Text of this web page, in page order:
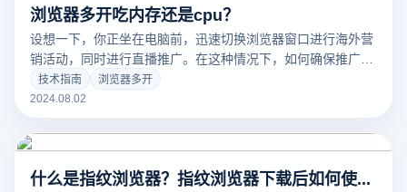
浏览器多开吃内存还是cpu？
设想一下，你正坐在电脑前，迅速切换浏览器窗口进行海外营
销活动，同时进行直播推广。在这种情况下，如何确保推广账
号的批量管理不留下任何共同影响，避免触发风险控制检查
呢？这正是云登指纹浏览器发挥作用的时刻！本文将从三个方
优势，以及虚拟机的智能
技术指南
浏览器多开
2024.08.02
什么是指纹浏览器？指纹浏览器下载后如何使用？